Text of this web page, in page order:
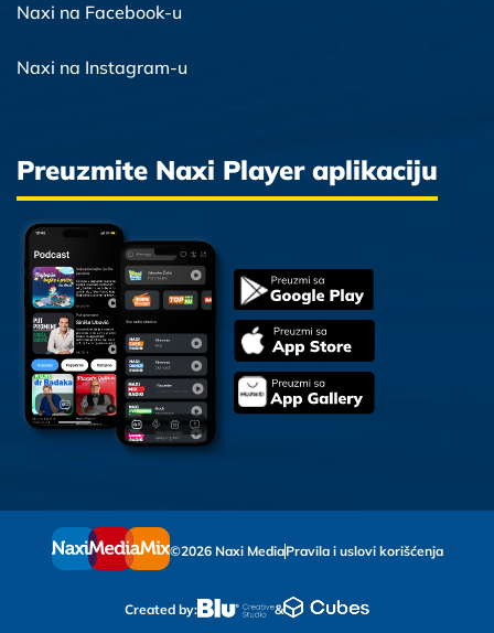
Naxi na Facebook-u
Naxi na Instagram-u
Preuzmite Naxi Player aplikaciju
©2026 Naxi MediaPravila i uslovi korišćenja
Created by: &